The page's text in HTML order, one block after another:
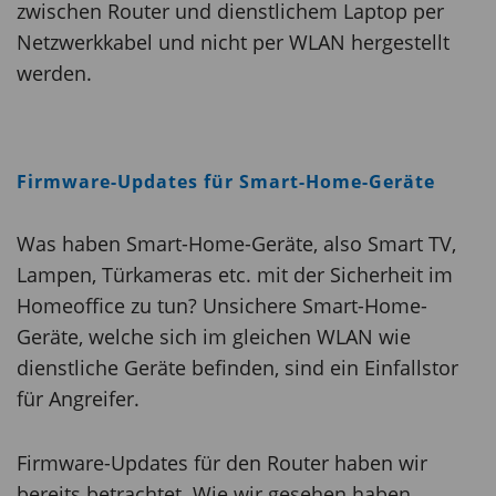
zwischen Router und dienstlichem Laptop per
Netzwerkkabel und nicht per WLAN hergestellt
werden.
Firmware-Updates für Smart-Home-Geräte
Was haben Smart-Home-Geräte, also Smart TV,
Lampen, Türkameras etc. mit der Sicherheit im
Homeoffice zu tun? Unsichere Smart-Home-
Geräte, welche sich im gleichen WLAN wie
dienstliche Geräte befinden, sind ein Einfallstor
für Angreifer.
Firmware-Updates für den Router haben wir